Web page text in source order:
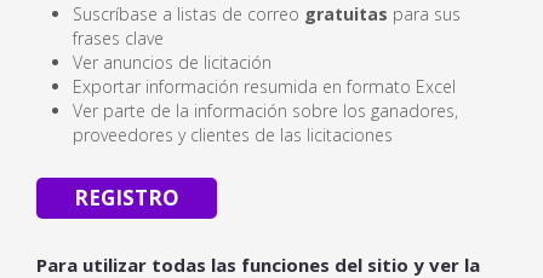
Suscríbase a listas de correo gratuitas para sus
frases clave
Ver anuncios de licitación
Exportar información resumida en formato Excel
Ver parte de la información sobre los ganadores,
proveedores y clientes de las licitaciones
REGISTRO
Para utilizar todas las funciones del sitio y ver la